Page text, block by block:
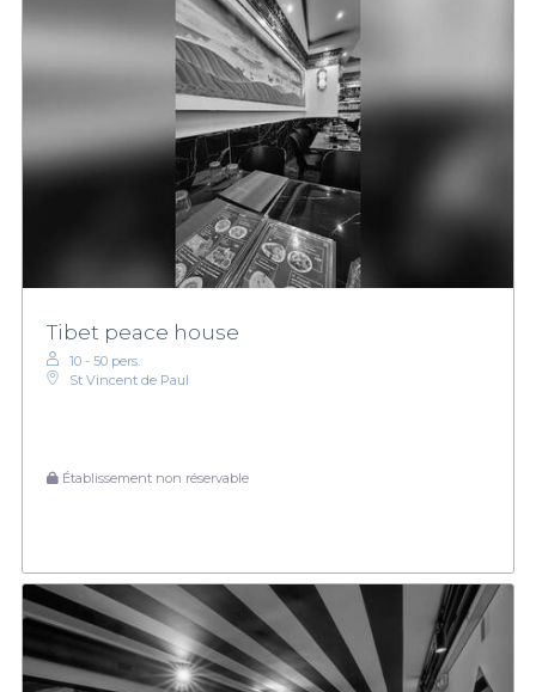
Tibet peace house
10 - 50 pers.
St Vincent de Paul
Établissement non réservable